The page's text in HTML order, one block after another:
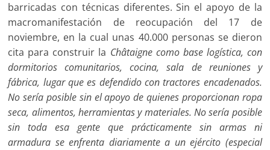
barricadas con técnicas diferentes. Sin el apoyo de la
macromanifestación de reocupación del 17 de
noviembre, en la cual unas 40.000 personas se dieron
cita para construir la Châtaigne como base logística, con
dormitorios comunitarios, cocina, sala de reuniones y
fábrica, lugar que es defendido con tractores encadenados.
No sería posible sin el apoyo de quienes proporcionan ropa
seca, alimentos, herramientas y materiales. No sería posible
sin toda esa gente que prácticamente sin armas ni
armadura se enfrenta diariamente a un ejército (especial